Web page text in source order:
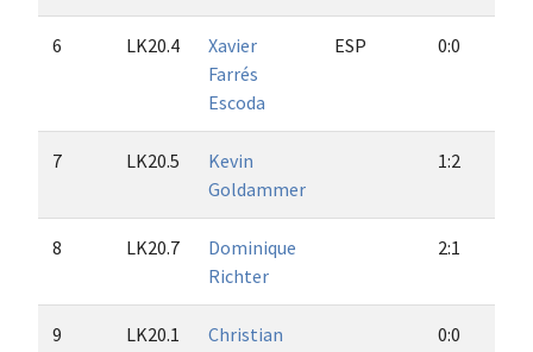
6 LK20.4
Xavier
Farrés
Escoda
ESP 0:0
7 LK20.5
Kevin
Goldammer
1:2
8 LK20.7
Dominique
Richter
2:1
9 LK20.1
Christian
0:0